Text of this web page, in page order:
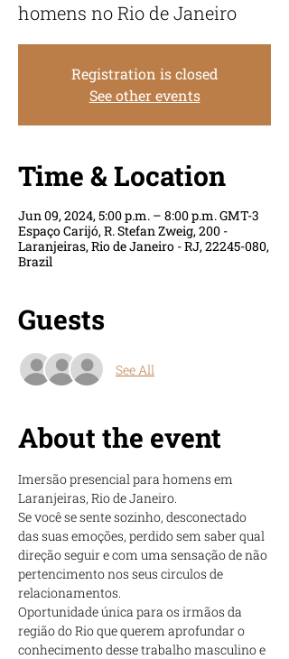
homens no Rio de Janeiro
Registration is closed
See other events
Time & Location
Jun 09, 2024, 5:00 p.m. – 8:00 p.m. GMT-3
Espaço Carijó, R. Stefan Zweig, 200 -
Laranjeiras, Rio de Janeiro - RJ, 22245-080,
Brazil
Guests
See All
About the event
Imersão presencial para homens em
Laranjeiras, Rio de Janeiro.
Se você se sente sozinho, desconectado
das suas emoções, perdido sem saber qual
direção seguir e com uma sensação de não
pertencimento nos seus circulos de
relacionamentos.
Oportunidade única para os irmãos da
região do Rio que querem aprofundar o
conhecimento desse trabalho masculino e